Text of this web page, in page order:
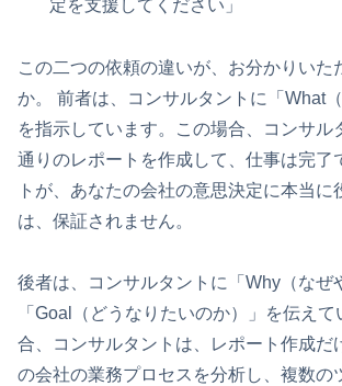
定を支援してください」
この二つの依頼の違いが、お分かりいた
か。 前者は、コンサルタントに「What
を指示しています。この場合、コンサル
通りのレポートを作成して、仕事は完了
トが、あなたの会社の意思決定に本当に
は、保証されません。
後者は、コンサルタントに「Why（なぜ
「Goal（どうなりたいのか）」を伝え
合、コンサルタントは、レポート作成だ
の会社の業務プロセスを分析し、複数の